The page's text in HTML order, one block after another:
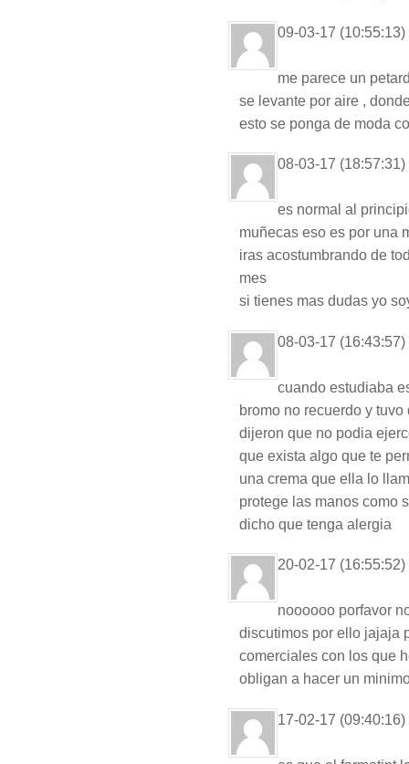
09-03-17 (10:55:13)
me parece un
se levante por aire ,
esto se ponga de moda
08-03-17 (18:57:31)
es normal al
muñecas eso es por una
iras acostumbrando de
mes
si tienes mas dudas yo
08-03-17 (16:43:57)
cuando estudiaba
bromo no recuerdo y
dijeron que no podia
que exista algo que te
una crema que ella lo
protege las manos como
dicho que tenga alergia
20-02-17 (16:55:52)
noooooo porfavor
discutimos por ello jajaja
comerciales con los que
obligan a hacer un
17-02-17 (09:40:16)